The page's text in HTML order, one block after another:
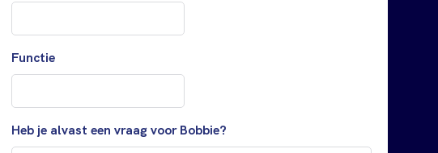
Functie
Heb je alvast een vraag voor Bobbie?